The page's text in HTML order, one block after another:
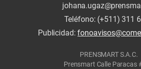
Teléfono: (+511) 311
Publicidad:
PRENSMART S.A.C.
Prensmart Calle Paracas